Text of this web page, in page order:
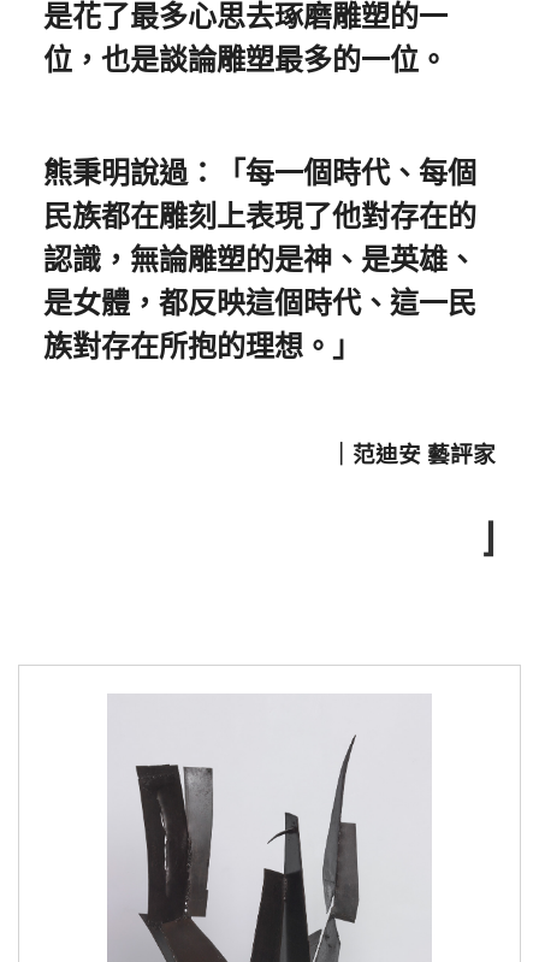
是花了最多心思去琢磨雕塑的一
位，也是談論雕塑最多的一位。
熊秉明說過：「每一個時代、每個
民族都在雕刻上表現了他對存在的
認識，無論雕塑的是神、是英雄、
是女體，都反映這個時代、這一民
族對存在所抱的理想。」
｜范迪安 藝評家
⌋